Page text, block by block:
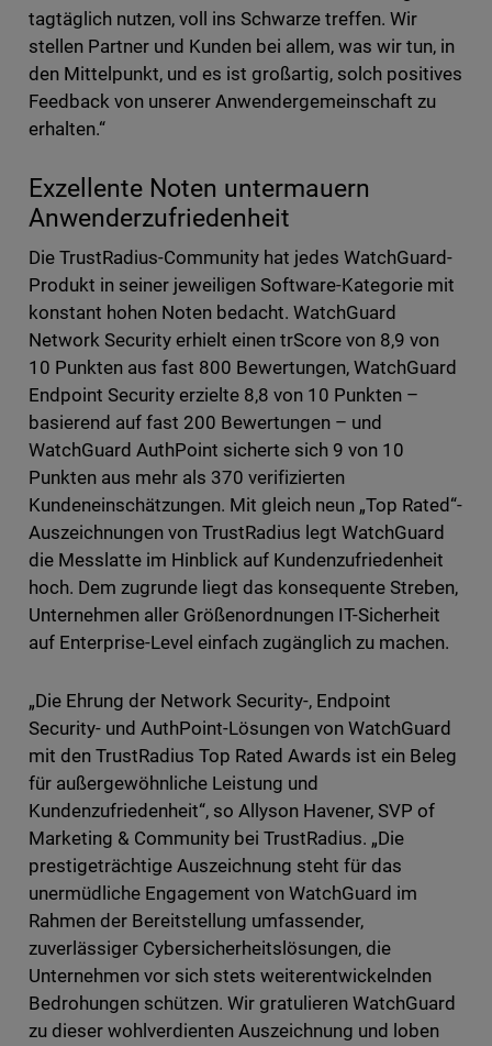
tagtäglich nutzen, voll ins Schwarze treffen. Wir
stellen Partner und Kunden bei allem, was wir tun, in
den Mittelpunkt, und es ist großartig, solch positives
Feedback von unserer Anwendergemeinschaft zu
erhalten.“
Exzellente Noten untermauern
Anwenderzufriedenheit
Die TrustRadius-Community hat jedes WatchGuard-
Produkt in seiner jeweiligen Software-Kategorie mit
konstant hohen Noten bedacht. WatchGuard
Network Security erhielt einen trScore von 8,9 von
10 Punkten aus fast 800 Bewertungen, WatchGuard
Endpoint Security erzielte 8,8 von 10 Punkten –
basierend auf fast 200 Bewertungen – und
WatchGuard AuthPoint sicherte sich 9 von 10
Punkten aus mehr als 370 verifizierten
Kundeneinschätzungen. Mit gleich neun „Top Rated“-
Auszeichnungen von TrustRadius legt WatchGuard
die Messlatte im Hinblick auf Kundenzufriedenheit
hoch. Dem zugrunde liegt das konsequente Streben,
Unternehmen aller Größenordnungen IT-Sicherheit
auf Enterprise-Level einfach zugänglich zu machen.
„Die Ehrung der Network Security-, Endpoint
Security- und AuthPoint-Lösungen von WatchGuard
mit den TrustRadius Top Rated Awards ist ein Beleg
für außergewöhnliche Leistung und
Kundenzufriedenheit“, so Allyson Havener, SVP of
Marketing & Community bei TrustRadius. „Die
prestigeträchtige Auszeichnung steht für das
unermüdliche Engagement von WatchGuard im
Rahmen der Bereitstellung umfassender,
zuverlässiger Cybersicherheitslösungen, die
Unternehmen vor sich stets weiterentwickelnden
Bedrohungen schützen. Wir gratulieren WatchGuard
zu dieser wohlverdienten Auszeichnung und loben